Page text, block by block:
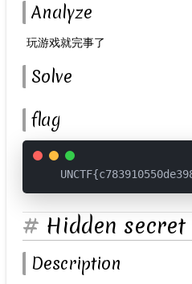
Analyze
​ 玩游戏就完事了
Solve
flag
Hidden secret
Description